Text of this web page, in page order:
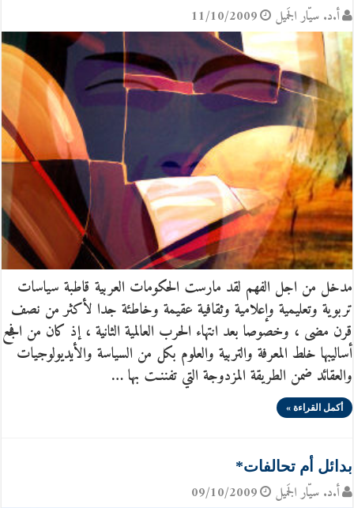
أ.د. سيّار الجَميل 11/10/2009
مدخل من اجل الفهم لقد مارست الحكومات العربية قاطبة سياسات
تربوية وتعليمية وإعلامية وثقافية عقيمة وخاطئة جدا لأكثر من نصف
قرن مضى ، وخصوصا بعد انتهاء الحرب العالمية الثانية ، إذ كان من افجع
أساليبها خلط المعرفة والتربية والعلوم بكل من السياسة والأيديولوجيات
والعقائد ضمن الطريقة المزدوجة التي تفننـت بها …
أكمل القراءة »
بدائل أم تحالفات*
أ.د. سيّار الجَميل 09/10/2009